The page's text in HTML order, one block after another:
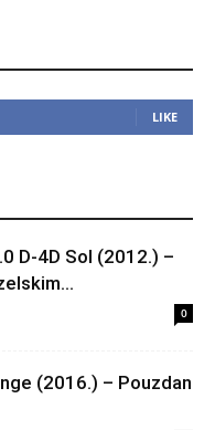
LIKE
D-4D Sol (2012.) –
0
(2016.) – Pouzdan